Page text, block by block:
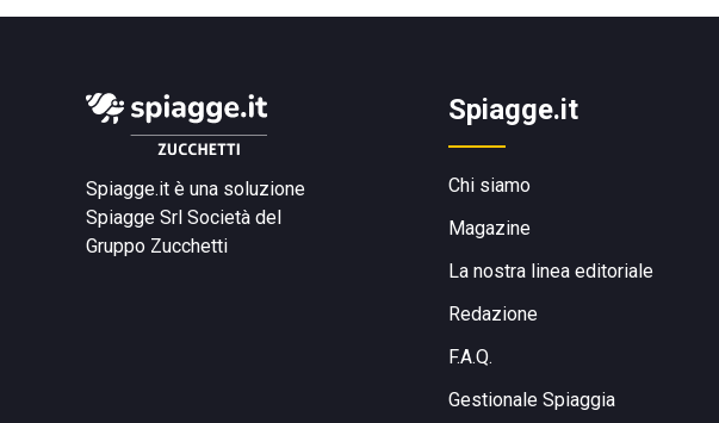
Spiagge.it è una soluzione
Spiagge Srl Società del
Gruppo Zucchetti
Spiagge.it
Chi siamo
Magazine
La nostra linea editoriale
Redazione
F.A.Q.
Gestionale Spiaggia